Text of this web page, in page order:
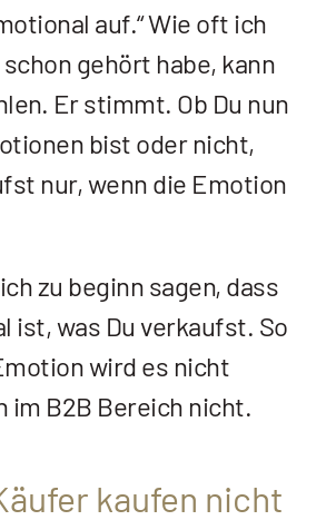
auf.“ Wie oft ich
gehört habe, kann
Er stimmt. Ob Du nun
bist oder nicht,
nur, wenn die Emotion
zu beginn sagen, dass
ist, was Du verkaufst. So
wird es nicht
im B2B Bereich nicht.
kaufen nicht